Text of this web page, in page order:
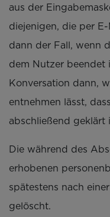
aus der
diejenigen, die per
dann der Fall, wenn
dem Nutzer beendet
Konversation dann,
entnehmen lässt,
abschließend geklärt
Die während des
erhobenen
spätestens nach
gelöscht.